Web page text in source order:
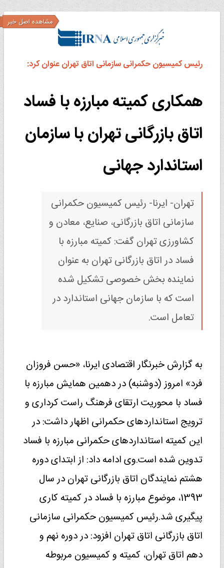
رئیس کمیسیون حکمرانی سازمانی اتاق تهران عنوان کرد:
همکاری کمیته مبارزه با فساد
اتاق بازرگانی تهران با سازمان
استاندارد جهانی
مشاهده اصل خبر
تهران- ایرنا- رئیس کمیسیون حکمرانی
سازمانی اتاق بازرگانی، صنایع، معادن و
کشاورزی تهران گفت: کمیته مبارزه با
فساد در اتاق بازرگانی تهران به عنوان
نماینده بخش خصوصی تشکیل شده
است که با سازمان جهانی استاندارد در
تعامل است.
به گزارش خبرنگار اقتصادی ایرنا، «حسن فروزان
فرد» امروز (دوشنبه) در دهمین همایش مبارزه با
فساد با محوریت ارتقای فرهنگ راست کرداری و
ترویج استانداردهای حکمرانی اظهار داشت: در
این کمیته استانداردهای حکمرانی مبارزه با فساد
تدوین شده است.وی ادامه داد: از ابتدای دوره
هشتم نمایندگان اتاق بازرگانی تهران در سال
1393، موضوع مبارزه با فساد در کمیته کاری
پیگیری شد.رئیس کمیسیون حکمرانی سازمانی
اتاق بازرگانی اتاق تهران افزود: در دوره نهم و
دهم اتاق تهران، کمیته و کمیسیون مربوطه